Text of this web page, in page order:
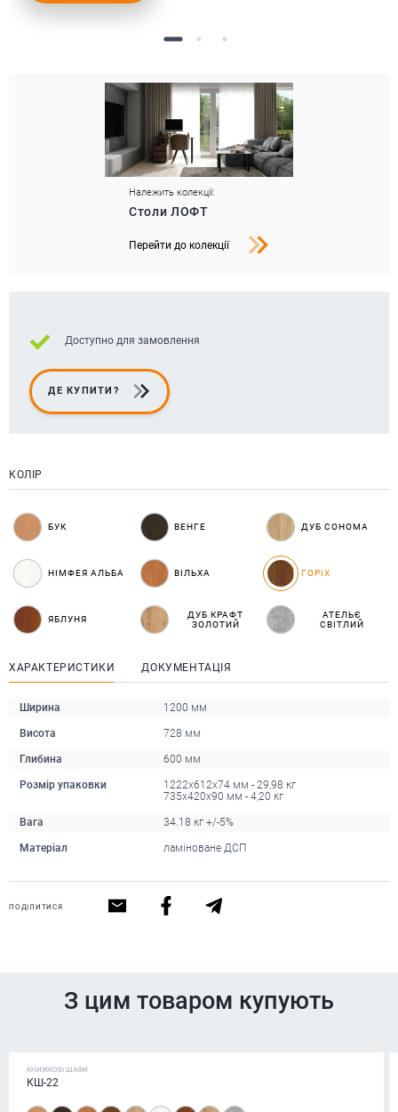
Належить колекції:
Столи ЛОФТ
Перейти до колекції
Доступно для замовлення
ДЕ КУПИТИ?
КОЛІР
БУК ВЕНГЕ ДУБ СОНОМА
НІМФЕЯ АЛЬБА ВІЛЬХА ГОРІХ
ЯБЛУНЯ
ДУБ КРАФТ
ЗОЛОТИЙ
АТЕЛЬЄ
СВІТЛИЙ
ХАРАКТЕРИСТИКИ ДОКУМЕНТАЦІЯ
Ширина 1200 мм
Висота 728 мм
Глибина 600 мм
Розмір упаковки
1222х612х74 мм - 29,98 кг
735х420х90 мм - 4,20 кг
Вага 34.18 кг +/-5%
Матеріал ламіноване ДСП
ПОДІЛИТИСЯ
З цим товаром купують
КНИЖКОВІ ШАФИ
КШ-22